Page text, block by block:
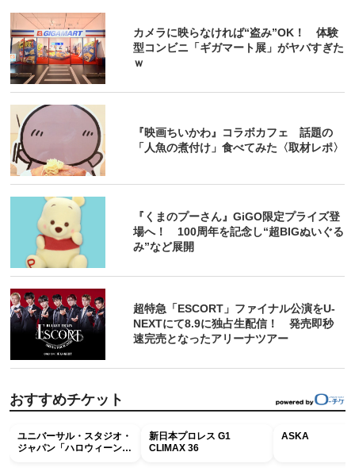
カメラに映らなければ“盗み”OK！ 体験
型コンビニ「ギガマート展」がヤバすぎた
ｗ
『映画ちいかわ』コラボカフェ 話題の
「人魚の煮付け」食べてみた〈取材レポ〉
『くまのプーさん』GiGO限定プライズ登
場へ！ 100周年を記念し“超BIGぬいぐる
み”など展開
超特急「ESCORT」ファイナル公演をU-
NEXTにて8.9に独占生配信！ 発売即秒
速完売となったアリーナツアー
おすすめチケット
ユニバーサル・スタジオ・
ジャパン「ハロウィーン・
新日本プロレス G1
CLIMAX 36
ASKA